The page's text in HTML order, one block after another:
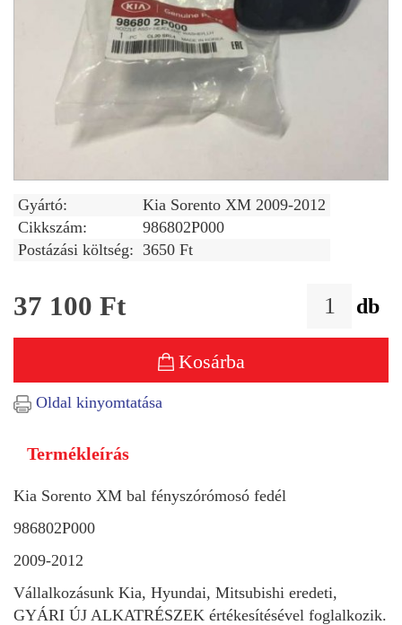
Gyártó:
Kia Sorento XM 2009-2012
Cikkszám:
986802P000
Postázási költség: 3650 Ft
37 100 Ft db
Kosárba
Oldal kinyomtatása
Termékleírás
Kia Sorento XM bal fényszórómosó fedél
986802P000
2009-2012
Vállalkozásunk Kia, Hyundai, Mitsubishi eredeti,
GYÁRI ÚJ ALKATRÉSZEK értékesítésével foglalkozik.